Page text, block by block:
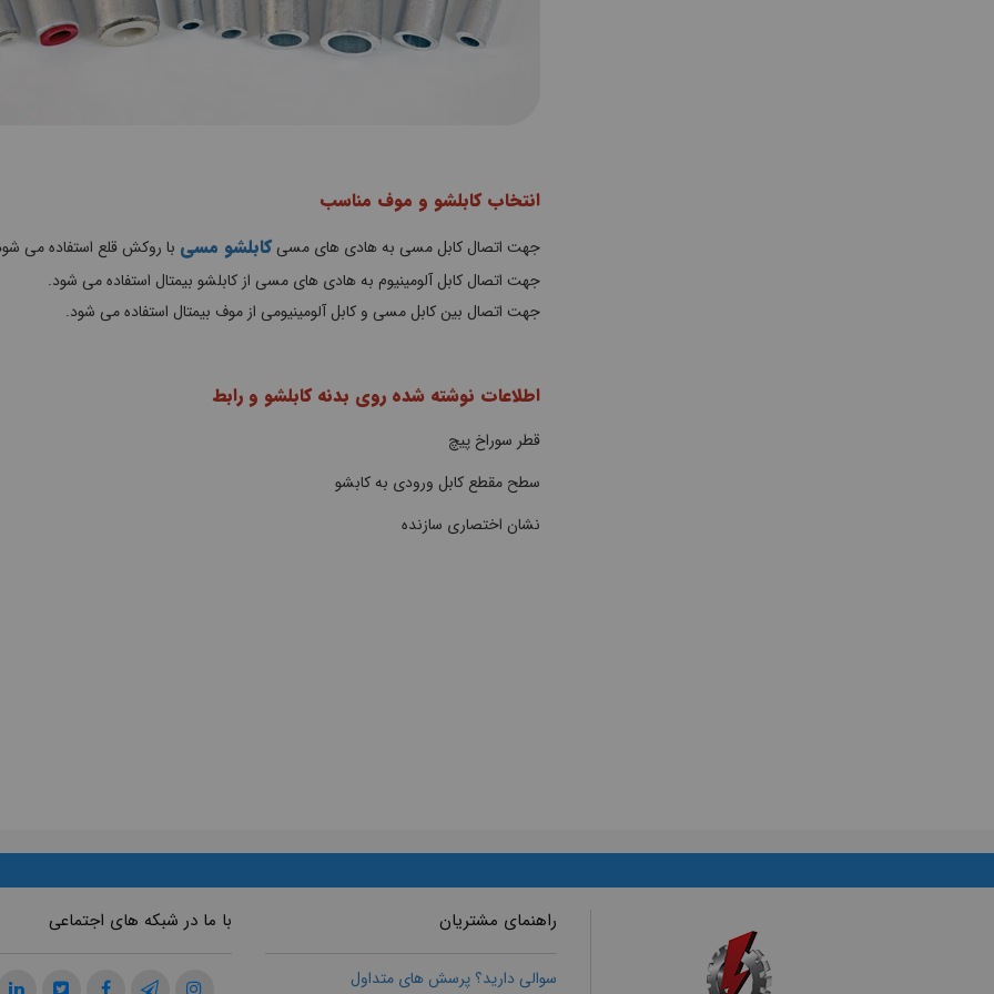
انتخاب کابلشو و موف مناسب
جهت اتصال کابل مسی به هادی های مسیکابلشو مسی با روکش قلع استفاده می
جهت اتصال کابل آلومینیوم به هادی های مسی از کابلشو بیمتال استفاده می شود.
جهت اتصال بین کابل مسی و کابل آلومینیومی از موف بیمتال استفاده می شود.
اطلاعات نوشته شده روی بدنه کابلشو و رابط
قطر سوراخ پیچ
سطح مقطع کابل ورودی به کابشو
نشان اختصاری سازنده
راهنمای مشتریان
سوالی دارید؟ پرسش های متداول
با ما در شبکه های اجتماعی